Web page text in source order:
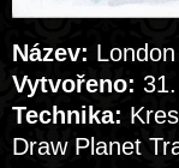
Název: London
Vytvořeno:
Technika:
Draw Planet